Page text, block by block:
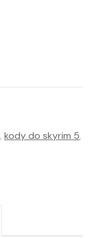
, kody do skyrim 5,